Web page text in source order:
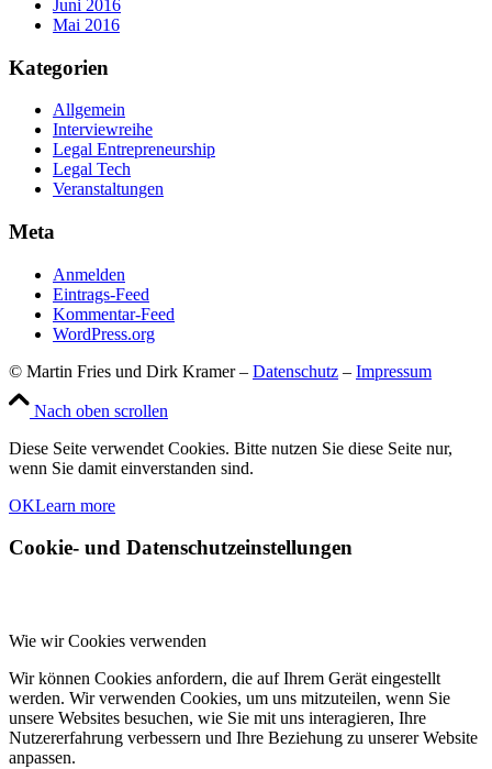
Juni 2016
Mai 2016
Kategorien
Allgemein
Interviewreihe
Legal Entrepreneurship
Legal Tech
Veranstaltungen
Meta
Anmelden
Eintrags-Feed
Kommentar-Feed
WordPress.org
© Martin Fries und Dirk Kramer – Datenschutz – Impressum
Nach oben scrollen
Diese Seite verwendet Cookies. Bitte nutzen Sie diese Seite nur,
wenn Sie damit einverstanden sind.
OKLearn more
Cookie- und Datenschutzeinstellungen
Wie wir Cookies verwenden
Wir können Cookies anfordern, die auf Ihrem Gerät eingestellt
werden. Wir verwenden Cookies, um uns mitzuteilen, wenn Sie
unsere Websites besuchen, wie Sie mit uns interagieren, Ihre
Nutzererfahrung verbessern und Ihre Beziehung zu unserer Website
anpassen.